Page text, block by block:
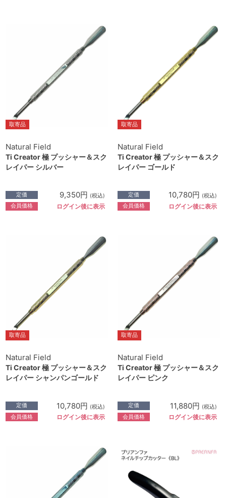
取寄品
Natural Field
Ti Creator 極 プッシャー＆スク
レイパー シルバー
定価 9,350円 (税込)
会員価格 ログイン後に表示
取寄品
Natural Field
Ti Creator 極 プッシャー＆スク
レイパー ゴールド
定価 10,780円 (税込)
会員価格 ログイン後に表示
取寄品
Natural Field
Ti Creator 極 プッシャー＆スク
レイパー シャンパンゴールド
定価 10,780円 (税込)
会員価格 ログイン後に表示
取寄品
Natural Field
Ti Creator 極 プッシャー＆スク
レイパー ピンク
定価 11,880円 (税込)
会員価格 ログイン後に表示